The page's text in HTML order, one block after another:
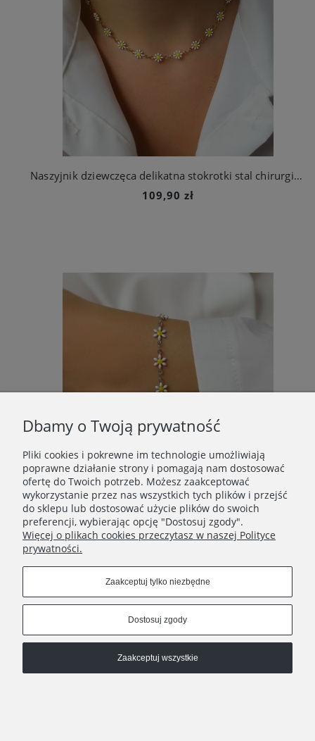
Naszyjnik dziewczęca delikatna stokrotki stal chirurgiczna
109,90 zł
89,90 zł
Dbamy o Twoją prywatność
Pliki cookies i pokrewne im technologie umożliwiają
poprawne działanie strony i pomagają nam dostosować
ofertę do Twoich potrzeb. Możesz zaakceptować
wykorzystanie przez nas wszystkich tych plików i przejść
do sklepu lub dostosować użycie plików do swoich
preferencji, wybierając opcję "Dostosuj zgody".
Więcej o plikach cookies przeczytasz w naszej Polityce
prywatności.
Zaakceptuj tylko niezbędne
Dostosuj zgody
Zaakceptuj wszystkie